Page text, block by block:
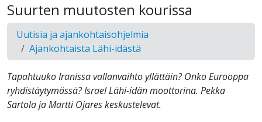
Suurten muutosten kourissa
Uutisia ja ajankohtaisohjelmia
Ajankohtaista Lähi-idästä
Tapahtuuko Iranissa vallanvaihto yllättäin? Onko Eurooppa
ryhdistäytymässä? Israel Lähi-idän moottorina. Pekka
Sartola ja Martti Ojares keskustelevat.